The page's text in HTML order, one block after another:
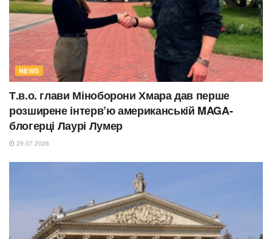
NEWS
Т.в.о. глави Міноборони Хмара дав перше
розширене інтерв’ю американській MAGA-
блогерці Лаурі Лумер
29.07.2026